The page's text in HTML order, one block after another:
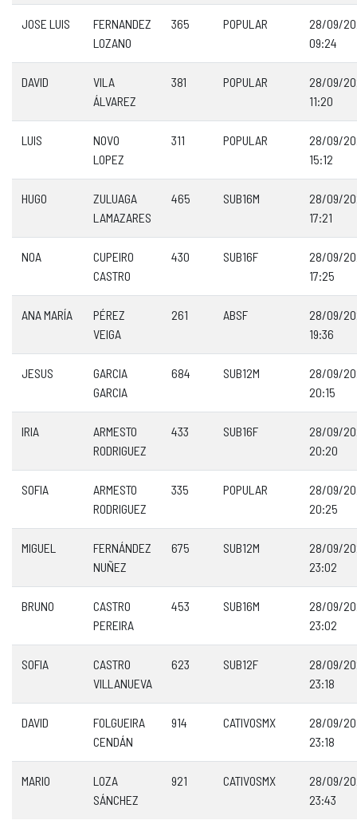
JOSE LUIS
FERNANDEZ
LOZANO
365 POPULAR
28/09/
09:24
DAVID
VILA
ÁLVAREZ
381 POPULAR
28/09/
11:20
LUIS
NOVO
LOPEZ
311 POPULAR
28/09/
15:12
HUGO
ZULUAGA
LAMAZARES
465 SUB16M
28/09/
17:21
NOA
CUPEIRO
CASTRO
430 SUB16F
28/09/
17:25
ANA MARÍA
PÉREZ
VEIGA
261 ABSF
28/09/
19:36
JESUS
GARCIA
GARCIA
684 SUB12M
28/09/
20:15
IRIA
ARMESTO
RODRIGUEZ
433 SUB16F
28/09/
20:20
SOFIA
ARMESTO
RODRIGUEZ
335 POPULAR
28/09/
20:25
MIGUEL
FERNÁNDEZ
NUÑEZ
675 SUB12M
28/09/
23:02
BRUNO
CASTRO
PEREIRA
453 SUB16M
28/09/
23:02
SOFIA
CASTRO
VILLANUEVA
623 SUB12F
28/09/
23:18
DAVID
FOLGUEIRA
CENDÁN
914 CATIVOSMX
28/09/
23:18
MARIO
LOZA
SÁNCHEZ
921 CATIVOSMX
28/09/
23:43